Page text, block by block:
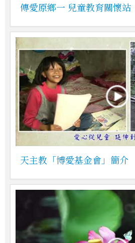
傳愛原鄉一 兒童教育關懷站
天主教「博愛基金會」簡介